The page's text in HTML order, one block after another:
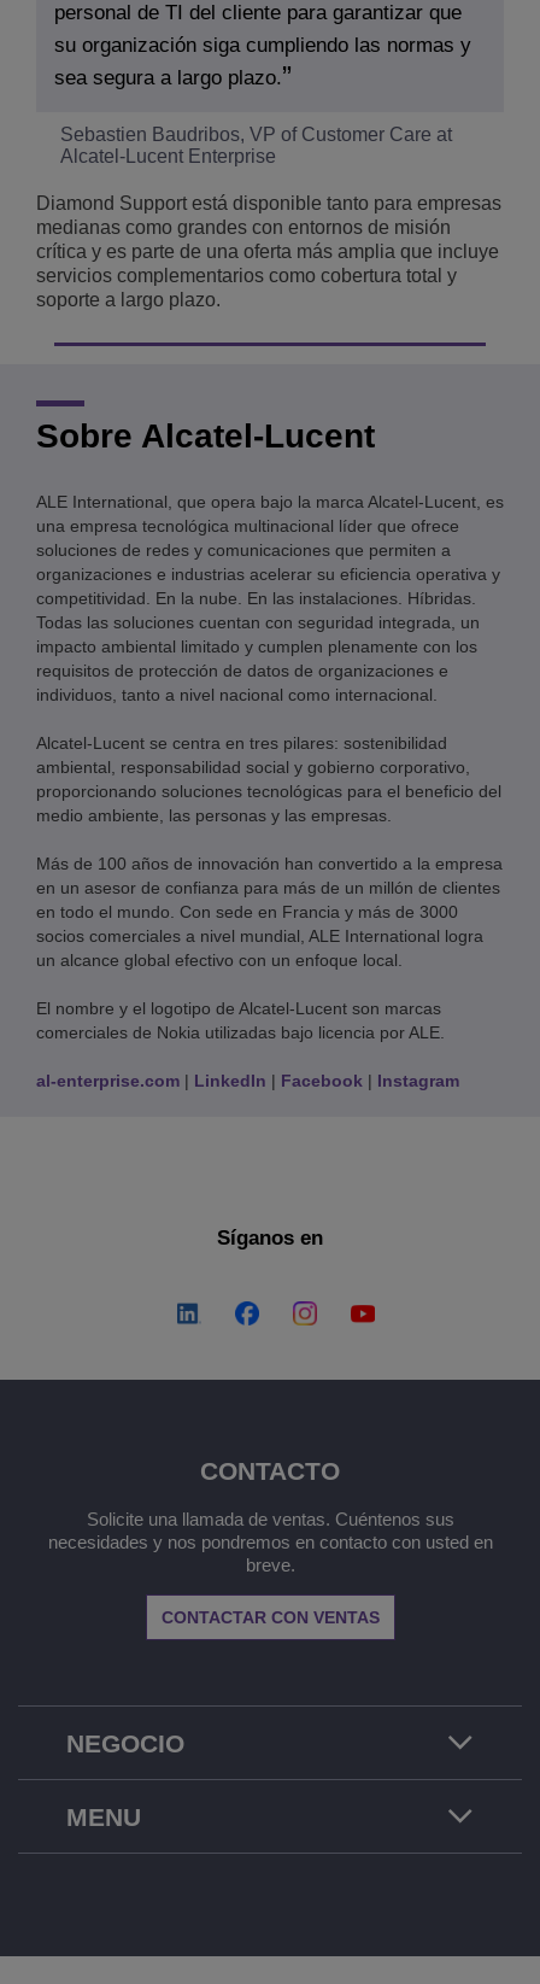
personal de TI del cliente para garantizar que
su organización siga cumpliendo las normas y
sea segura a largo plazo.
Sebastien Baudribos, VP of Customer Care at
Alcatel-Lucent Enterprise
Diamond Support está disponible tanto para empresas
medianas como grandes con entornos de misión
crítica y es parte de una oferta más amplia que incluye
servicios complementarios como cobertura total y
soporte a largo plazo.
Sobre Alcatel-Lucent
ALE International, que opera bajo la marca Alcatel-Lucent, es
una empresa tecnológica multinacional líder que ofrece
soluciones de redes y comunicaciones que permiten a
organizaciones e industrias acelerar su eficiencia operativa y
competitividad. En la nube. En las instalaciones. Híbridas.
Todas las soluciones cuentan con seguridad integrada, un
impacto ambiental limitado y cumplen plenamente con los
requisitos de protección de datos de organizaciones e
individuos, tanto a nivel nacional como internacional.
Alcatel-Lucent se centra en tres pilares: sostenibilidad
ambiental, responsabilidad social y gobierno corporativo,
proporcionando soluciones tecnológicas para el beneficio del
medio ambiente, las personas y las empresas.
Más de 100 años de innovación han convertido a la empresa
en un asesor de confianza para más de un millón de clientes
en todo el mundo. Con sede en Francia y más de 3000
socios comerciales a nivel mundial, ALE International logra
un alcance global efectivo con un enfoque local.
El nombre y el logotipo de Alcatel-Lucent son marcas
comerciales de Nokia utilizadas bajo licencia por ALE.
al-enterprise.com | LinkedIn | Facebook | Instagram
Síganos en
NEGOCIO
CONTACTO
Solicite una llamada de ventas. Cuéntenos sus
necesidades y nos pondremos en contacto con usted en
breve.
CONTACTAR CON VENTAS
MENU